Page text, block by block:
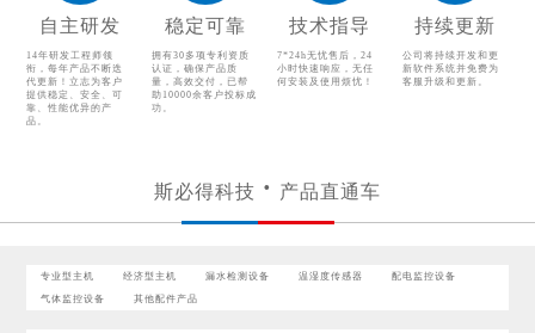
其他配件产品
自主研发
14年研发工程师领
衔，每年产品不断迭
代更新！立志为客户
提供稳定、安全、可
靠、性能优异的产
品。
稳定可靠
拥有30多项专利资质
认证，确保产品质
量，高效交付，已帮
助10000余客户投标成
功。
技术指导
7*24h无忧售后，24
小时快速响应，无任
何安装及使用烦忧！
持续更新
公司将持续开发和更
新软件系统并免费为
客服升级和更新。
斯必得科技 产品直通车
专业型主机 经济型主机 漏水检测设备 温湿度传感器 配电监控设备
气体监控设备 其他配件产品